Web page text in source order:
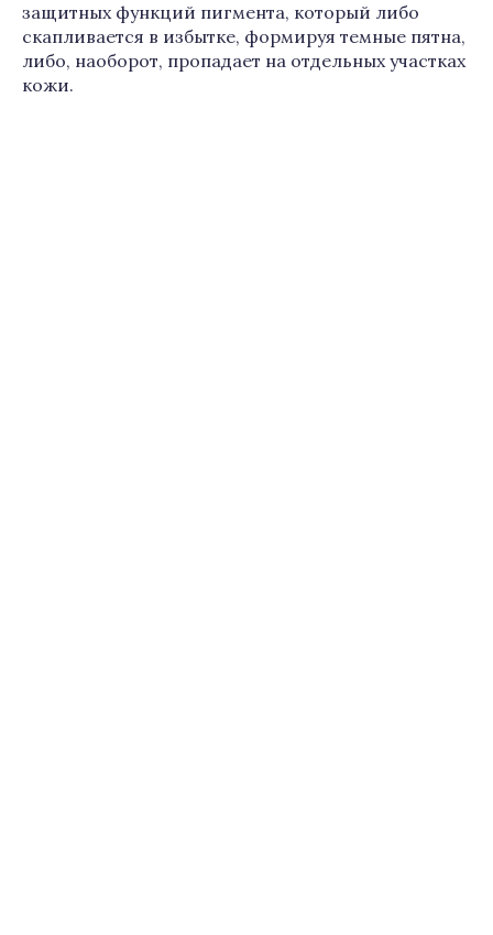
защитных функций пигмента, который либо
скапливается в избытке, формируя темные пятна,
либо, наоборот, пропадает на отдельных участках
кожи.